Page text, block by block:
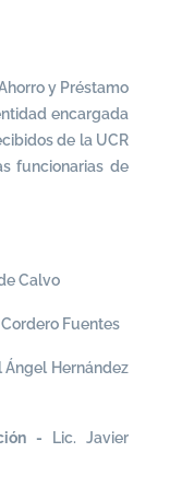
y Préstamo
encargada
de la UCR
funcionarias de
Calvo
Cordero Fuentes
Ángel Hernández
-
Lic. Javier